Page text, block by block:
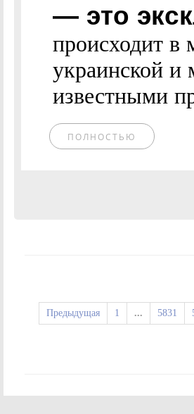
— это
происходит в
украинской и
известными
ПОЛНОСТЬЮ
Предыдущая 1 ... 5831